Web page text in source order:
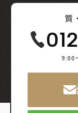
質
9:00